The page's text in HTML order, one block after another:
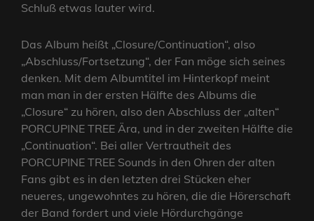
Schluß etwas lauter wird.
Das Album heißt „Closure/Continuation“, also
„Abschluss/Fortsetzung“, der Fan möge sich seines
denken. Mit dem Albumtitel im Hinterkopf meint
man man in der ersten Hälfte des Albums die
„Closure“ zu hören, also den Abschluss der „alten“
PORCUPINE TREE Ära, und in der zweiten Hälfte die
„Continuation“. Bei aller Vertrautheit des
PORCUPINE TREE Sounds in den Ohren der alten
Fans gibt es in den letzten drei Stücken eher
neueres, ungewohntes zu hören, die die Hörerschaft
der Band fordert und viele Hördurchgänge